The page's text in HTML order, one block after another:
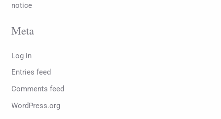
notice
Meta
Log in
Entries feed
Comments feed
WordPress.org